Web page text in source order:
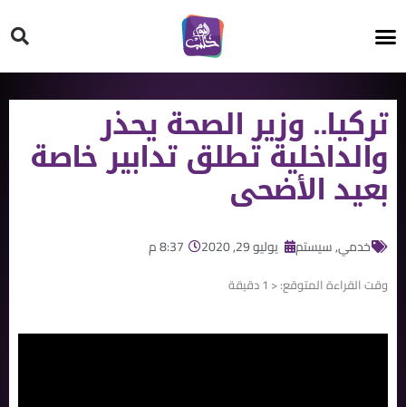
تركيا.. وزير الصحة يحذر
والداخلية تطلق تدابير خاصة
بعيد الأضحى
خدمي,سيستم يوليو 29, 2020 8:37 م
وقت القراءة المتوقع:< 1 دقيقة